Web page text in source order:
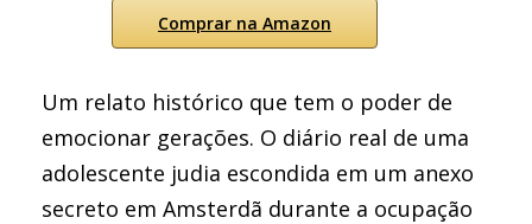
Comprar na Amazon
Um relato histórico que tem o poder de
emocionar gerações. O diário real de uma
adolescente judia escondida em um anexo
secreto em Amsterdã durante a ocupação